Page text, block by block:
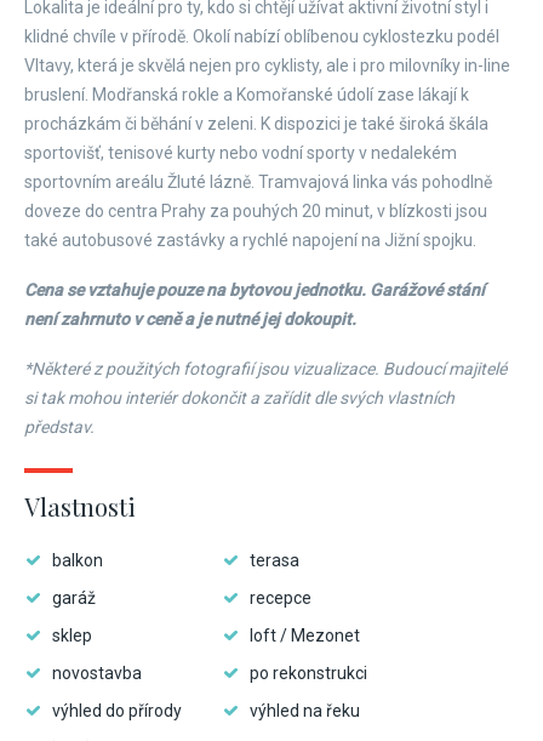
Lokalita je ideální pro ty, kdo si chtějí užívat aktivní životní styl i
klidné chvíle v přírodě. Okolí nabízí oblíbenou cyklostezku podél
Vltavy, která je skvělá nejen pro cyklisty, ale i pro milovníky in-line
bruslení. Modřanská rokle a Komořanské údolí zase lákají k
procházkám či běhání v zeleni. K dispozici je také široká škála
sportovišť, tenisové kurty nebo vodní sporty v nedalekém
sportovním areálu Žluté lázně. Tramvajová linka vás pohodlně
doveze do centra Prahy za pouhých 20 minut, v blízkosti jsou
také autobusové zastávky a rychlé napojení na Jižní spojku.
Cena se vztahuje pouze na bytovou jednotku. Garážové stání
není zahrnuto v ceně a je nutné jej dokoupit.
*Některé z použitých fotografií jsou vizualizace. Budoucí majitelé
si tak mohou interiér dokončit a zařídit dle svých vlastních
představ.
Vlastnosti
balkon
terasa
garáž
recepce
sklep
loft / Mezonet
novostavba
po rekonstrukci
výhled do přírody
výhled na řeku